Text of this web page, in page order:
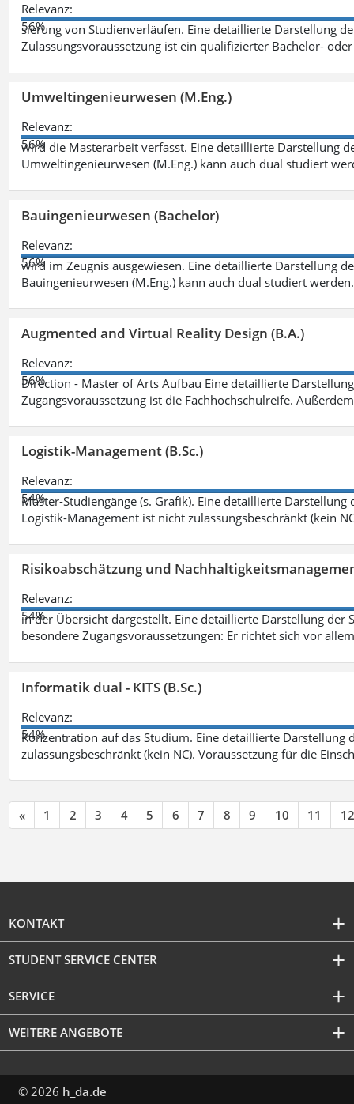
Relevanz:
56%
sierung von Studienverläufen. Eine detaillierte Darstellung
Zulassungsvoraussetzung ist ein qualifizierter Bachelor-
Umweltingenieurwesen (M.Eng.)
Relevanz:
56%
wird die Masterarbeit verfasst. Eine detaillierte Darstellung
Umweltingenieurwesen (M.Eng.) kann auch dual studiert
Bauingenieurwesen (Bachelor)
Relevanz:
56%
wird im Zeugnis ausgewiesen. Eine detaillierte Darstellung
Bauingenieurwesen (M.Eng.) kann auch dual studiert
Augmented and Virtual Reality Design (B.A.)
Relevanz:
56%
Direction - Master of Arts Aufbau Eine detaillierte
Zugangsvoraussetzung ist die Fachhochschulreife.
Logistik-Management (B.Sc.)
Relevanz:
54%
Master-Studiengänge (s. Grafik). Eine detaillierte
Logistik-Management ist nicht zulassungsbeschränkt (kein
Risikoabschätzung und
Relevanz:
54%
in der Übersicht dargestellt. Eine detaillierte Darstellung der
besondere Zugangsvoraussetzungen: Er richtet sich vor
Informatik dual - KITS (B.Sc.)
Relevanz:
54%
Konzentration auf das Studium. Eine detaillierte
zulassungsbeschränkt (kein NC). Voraussetzung für die
« 1 2 3 4 5 6 7 8 9 10 11 12
KONTAKT
STUDENT SERVICE CENTER
SERVICE
WEITERE ANGEBOTE
© 2026 h_da.de